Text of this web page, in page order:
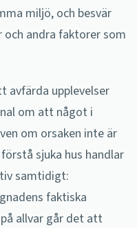
miljö, och besvär
och andra faktorer som
upplevelser
om att något i
om orsaken inte är
sjuka hus handlar
samtidigt:
faktiska
allvar går det att